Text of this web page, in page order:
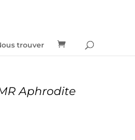
trouver
Aphrodite